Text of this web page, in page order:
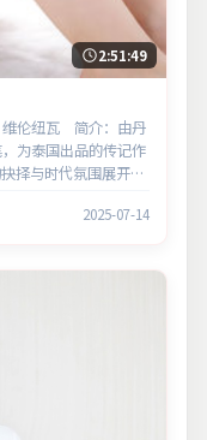
2:51:49
伦纽瓦 简介：由丹
为泰国出品的传记作
择与时代氛围展开，
2025-07-14